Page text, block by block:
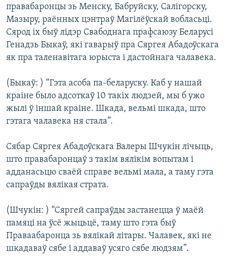
правабаронцы зь Менску, Бабруйску, Салігорску,
Мазыру, раённых цэнтраў Магілёўскай вобласьці.
Сярод іх быў лідэр Свабоднага прафсаюзу Беларусі
Генадзь Быкаў, які гаварыў пра Сяргея Абадоўскага
як пра таленавітага юрыста і дастойнага чалавека.
(Быкаў: ) “Гэта асоба па-беларуску. Каб у нашай
краіне было адсоткаў 10 такіх людзей, мы б ужо
жылі ў іншай краіне. Шкада, вельмі шкада, што
гэтага чалавека ня стала”.
Сябар Сяргея Абадоўскага Валеры Шчукін лічыць,
што правабаронцаў з такім вялікім вопытам і
адданасьцю сваёй справе вельмі мала, а таму гэта
сапраўды вялікая страта.
(Шчукін: ) “Сяргей сапраўды застанецца ў маёй
памяці на ўсё жыцьцё, таму што гэта быў
Праваабаронца зь вялікай літары. Чалавек, які не
шкадаваў сябе і аддаваў усяго сябе людзям”.